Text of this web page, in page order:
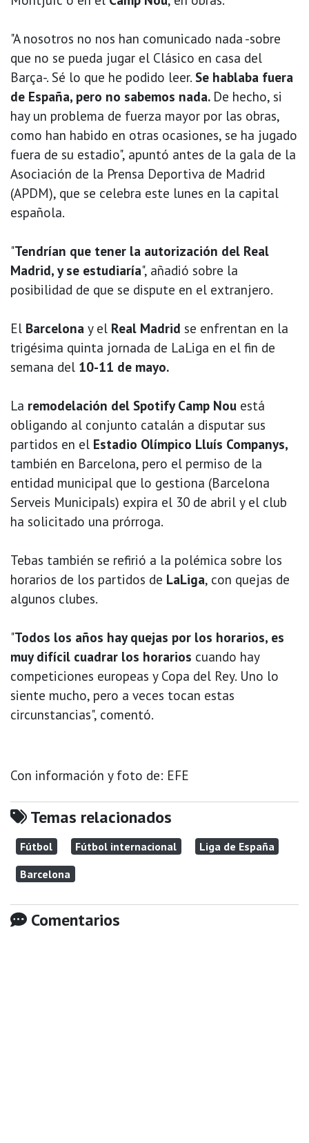
"A nosotros no nos han comunicado nada -sobre
que no se pueda jugar el Clásico en casa del
Barça-. Sé lo que he podido leer. Se hablaba fuera
de España, pero no sabemos nada. De hecho, si
hay un problema de fuerza mayor por las obras,
como han habido en otras ocasiones, se ha jugado
fuera de su estadio", apuntó antes de la gala de la
Asociación de la Prensa Deportiva de Madrid
(APDM), que se celebra este lunes en la capital
española.
"Tendrían que tener la autorización del Real
Madrid, y se estudiaría", añadió sobre la
posibilidad de que se dispute en el extranjero.
El Barcelona y el Real Madrid se enfrentan en la
trigésima quinta jornada de LaLiga en el fin de
semana del 10-11 de mayo.
La remodelación del Spotify Camp Nou está
obligando al conjunto catalán a disputar sus
partidos en el Estadio Olímpico Lluís Companys,
también en Barcelona, pero el permiso de la
entidad municipal que lo gestiona (Barcelona
Serveis Municipals) expira el 30 de abril y el club
ha solicitado una prórroga.
Tebas también se refirió a la polémica sobre los
horarios de los partidos de LaLiga, con quejas de
algunos clubes.
"Todos los años hay quejas por los horarios, es
muy difícil cuadrar los horarios cuando hay
competiciones europeas y Copa del Rey. Uno lo
siente mucho, pero a veces tocan estas
circunstancias", comentó.
Con información y foto de: EFE
Temas relacionados
Fútbol Fútbol internacional
Liga de España
Barcelona
Comentarios